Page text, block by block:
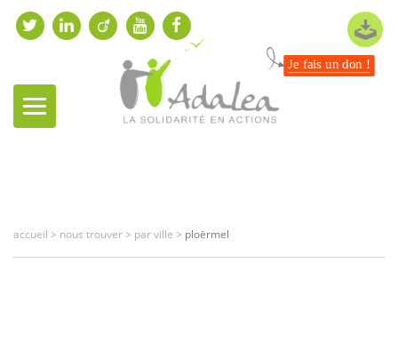
Je fais un don !
accueil > nous trouver> par ville > ploërmel